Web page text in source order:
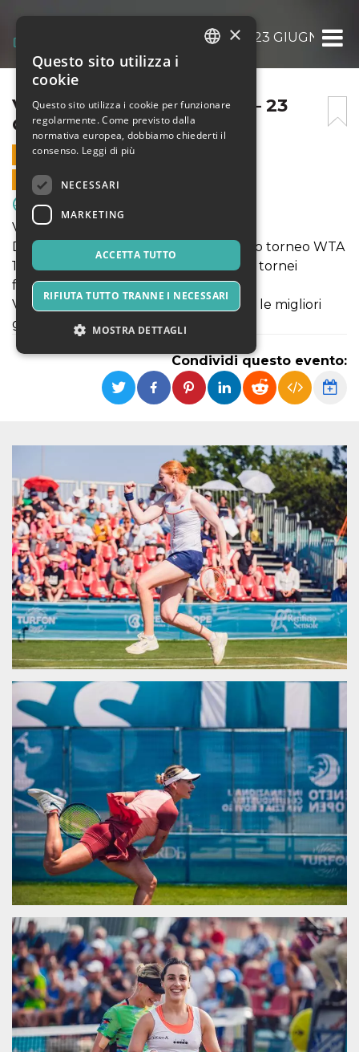
VENETO OPEN – WTA 125 – 23 GIUGNO
VENETO OPEN – WTA 125 – 23
GIUGNO 2’023
23 GIUGNO 2023 - 09:00
VENDITE ONLINE TERMINATE
Sport & Motori
Veneto Open - THE GRASS FEELING
Dal 19 al 25 giugno non perderti l’unico torneo WTA
125 su erba naturale in Italia, uno dei 7 tornei
femminili prima di Wimbledon.
Vivi da protagonista la sfida al titolo tra le migliori
giocatrici del circuito WTA!
Condividi questo evento:
×
Questo sito utilizza i
cookie
Questo sito utilizza i cookie per funzionare
regolarmente. Come previsto dalla
normativa europea, dobbiamo chiederti il
consenso. Leggi di più
NECESSARI
MARKETING
ACCETTA TUTTO
RIFIUTA TUTTO TRANNE I NECESSARI
MOSTRA DETTAGLI
Necessari Marketing
servizi qui presenti non potranno funzionare
Nome
Provider /
Dominio
Scadenza Descrizione
cf_clearance
Cloudflare,
Inc.
.oooh.events
1 anno
Clearance
Cookie from
CloudFlare
stores the proof
of challenge
passed. It is
used to no
longer issue a
captcha or
jschallenge
challenge if
present. It is
required to
reach origin
server.
wordpress_test_cookie
Automattic
.oooh.events
Sessione
browser accetti i
PHPSESSID
PHP.net
oooh.events
Sessione
Cookie
generato da
applicazioni
basate sul
linguaggio PHP.
Si tratta di un
identificatore
generico
utilizzato per
mantenere le
variabili di
sessione utente.
Normalmente è
generato in
modo casuale, il
modo in cui
viene utilizzato
può essere
specifico per il
sito, ma un
buon esempio è
mantenere uno
stato di accesso
per un utente
tra le pagine.